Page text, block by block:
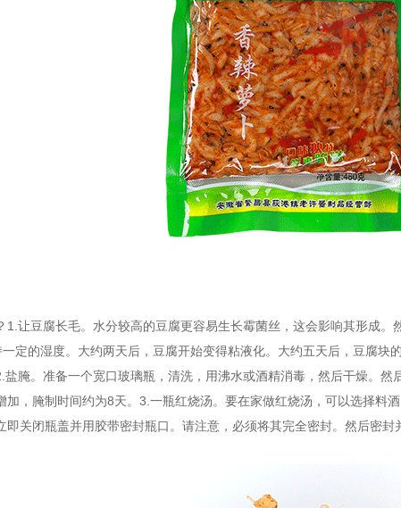
1.让豆腐长毛。水分较高的豆腐更容易生长霉菌丝，这会影响其形成。
定的湿度。大约两天后，豆腐开始变得粘液化。大约五天后，豆腐块
盐腌。准备一个宽口玻璃瓶，清洗，用沸水或酒精消毒，然后干燥。
加，腌制时间约为8天。3.一瓶红烧汤。要在家做红烧汤，可以选择料
即关闭瓶盖并用胶带密封瓶口。请注意，必须将其完全密封。然后密封